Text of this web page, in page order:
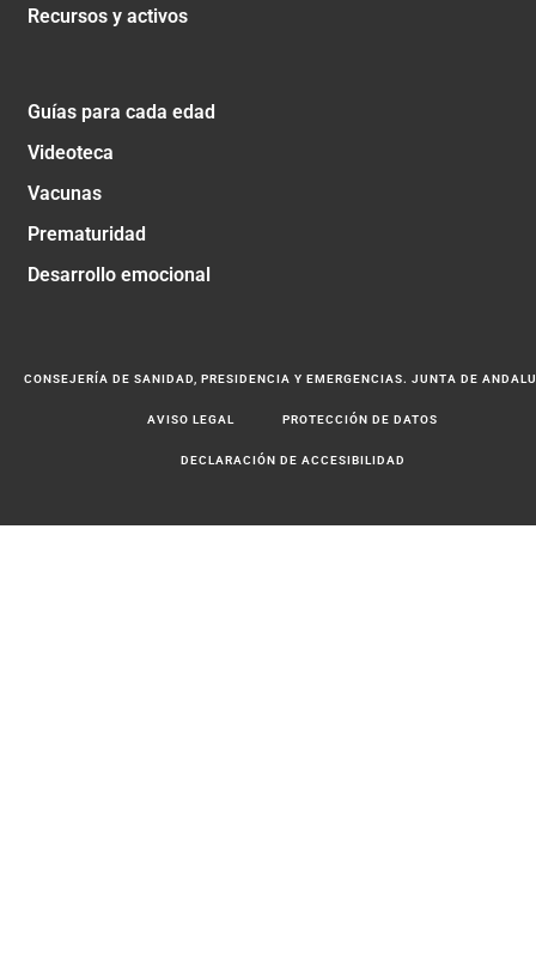
Recursos y activos
Guías para cada edad
Videoteca
Vacunas
Prematuridad
Desarrollo emocional
CONSEJERÍA DE SANIDAD, PRESIDENCIA Y EMERGENCIAS. JUNTA DE
AVISO LEGAL PROTECCIÓN DE DATOS
DECLARACIÓN DE ACCESIBILIDAD